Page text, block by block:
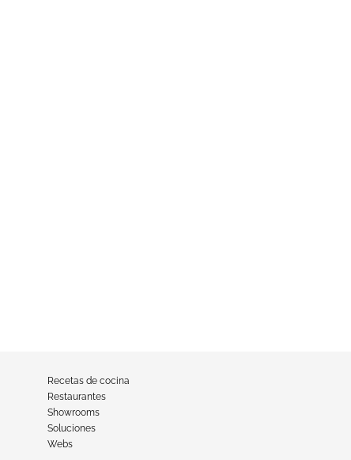
Recetas de cocina
Restaurantes
Showrooms
Soluciones
Webs